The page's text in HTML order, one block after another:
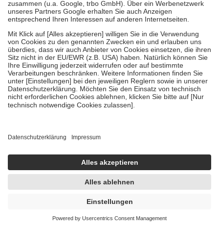
2X180 g = 360 g
Gel
-30%
AVP: 29,98 €
20,87 €
57,97 € / 1 kg
sofort lieferbar
In den Warenkorb
Trinkampullen